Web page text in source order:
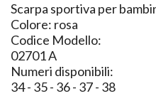
Scarpa sportiva per
Colore: rosa
Codice Modello:
02701 A
Numeri disponibili:
34 - 35 - 36 - 37 - 38